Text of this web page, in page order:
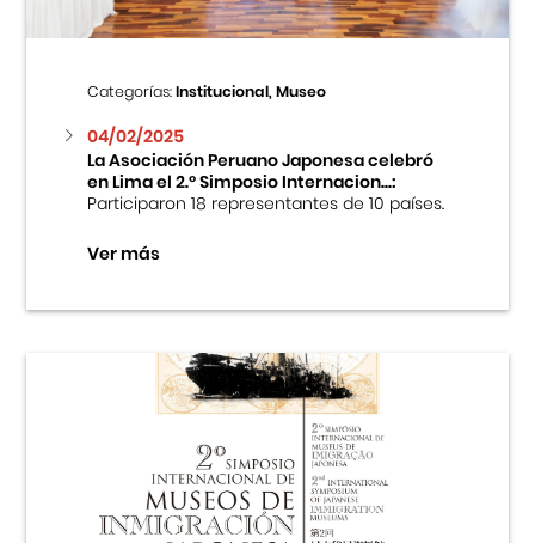
Categorías:Institucional, Museo
04/02/2025
La Asociación Peruano Japonesa celebró
en Lima el 2.º Simposio Internacion...:
Participaron 18 representantes de 10 países.
Ver más